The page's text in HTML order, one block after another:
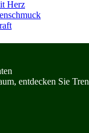
Herz
entdecken Sie